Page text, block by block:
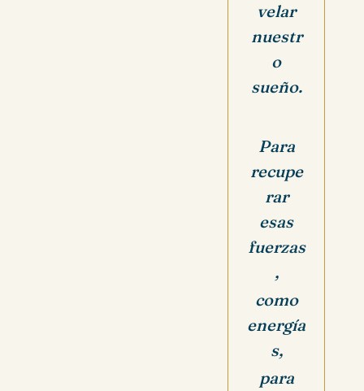
velar
nuestr
o
sueño.
Para
recupe
rar
esas
fuerzas
,
como
energía
s,
para